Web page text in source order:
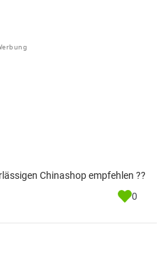
Chinashop empfehlen ??
0